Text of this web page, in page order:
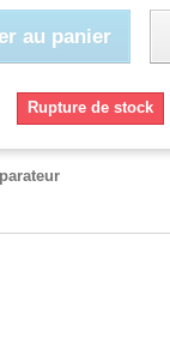
au panier
Rupture de stock